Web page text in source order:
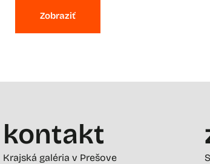
Zobraziť
kontakt
Krajská galéria v Prešove